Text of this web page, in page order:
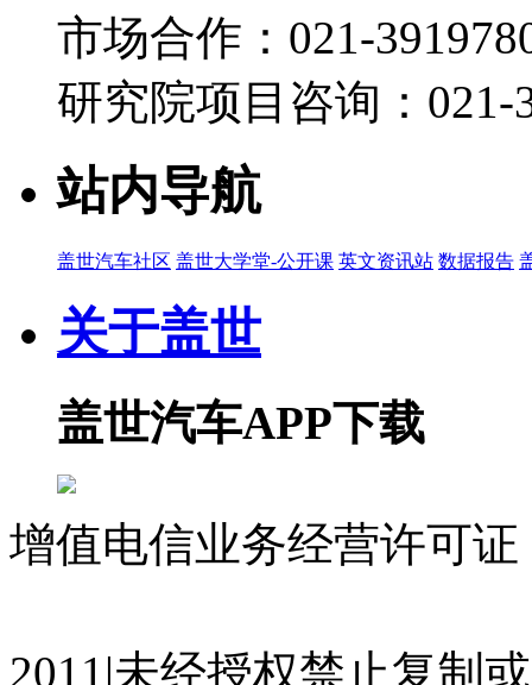
市场合作：021-
研究院项目咨询：021-
站内导航
盖世汽车社区 盖世大学堂-公开课 英文资讯站 数据报告
关于盖世
盖世汽车APP下载
增值电信业务经营许可
2011|未经授权禁止复制